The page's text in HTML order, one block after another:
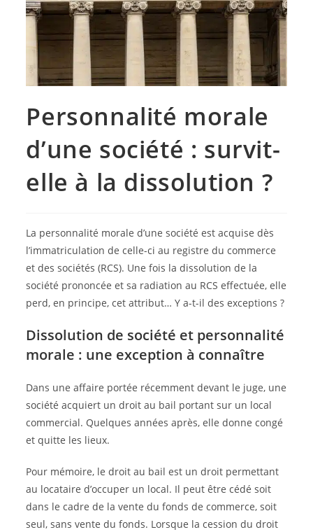
Personnalité morale
d’une société : survit-
elle à la dissolution ?
La personnalité morale d’une société est acquise dès
l’immatriculation de celle-ci au registre du commerce
et des sociétés (RCS). Une fois la dissolution de la
société prononcée et sa radiation au RCS effectuée, elle
perd, en principe, cet attribut… Y a-t-il des exceptions ?
Dissolution de société et personnalité
morale : une exception à connaître
Dans une affaire portée récemment devant le juge, une
société acquiert un droit au bail portant sur un local
commercial. Quelques années après, elle donne congé
et quitte les lieux.
Pour mémoire, le droit au bail est un droit permettant
au locataire d’occuper un local. Il peut être cédé soit
dans le cadre de la vente du fonds de commerce, soit
seul, sans vente du fonds. Lorsque la cession du droit